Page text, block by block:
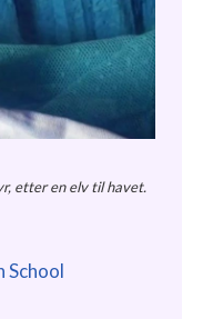
etter en elv til havet.
School